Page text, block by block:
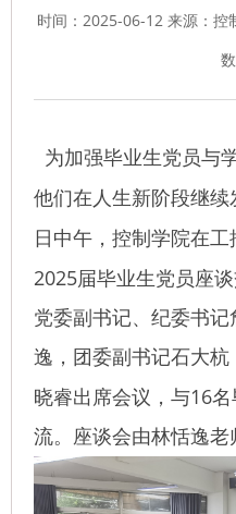
时间：2025-06-12 来源：控
为加强毕业生党员与
他们在人生新阶段继续
日中午，控制学院在工
2025届毕业生党员座
党委副书记、纪委书
逸，团委副书记石大
晓睿出席会议，与16名
流。座谈会由林恬逸老